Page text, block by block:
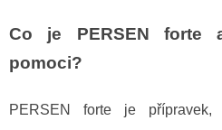
Co je PERSEN forte
pomoci?
PERSEN forte je přípravek,